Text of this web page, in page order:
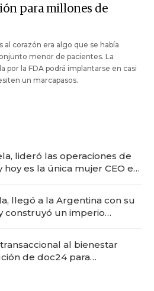
para millones de
corazón era algo que se había
menor de pacientes. La
por la FDA podrá implantarse en casi
un marcapasos.
lideró las operaciones de
hoy es la única mujer CEO en
llegó a la Argentina con su
construyó un imperio
al bienestar
de doc24 para